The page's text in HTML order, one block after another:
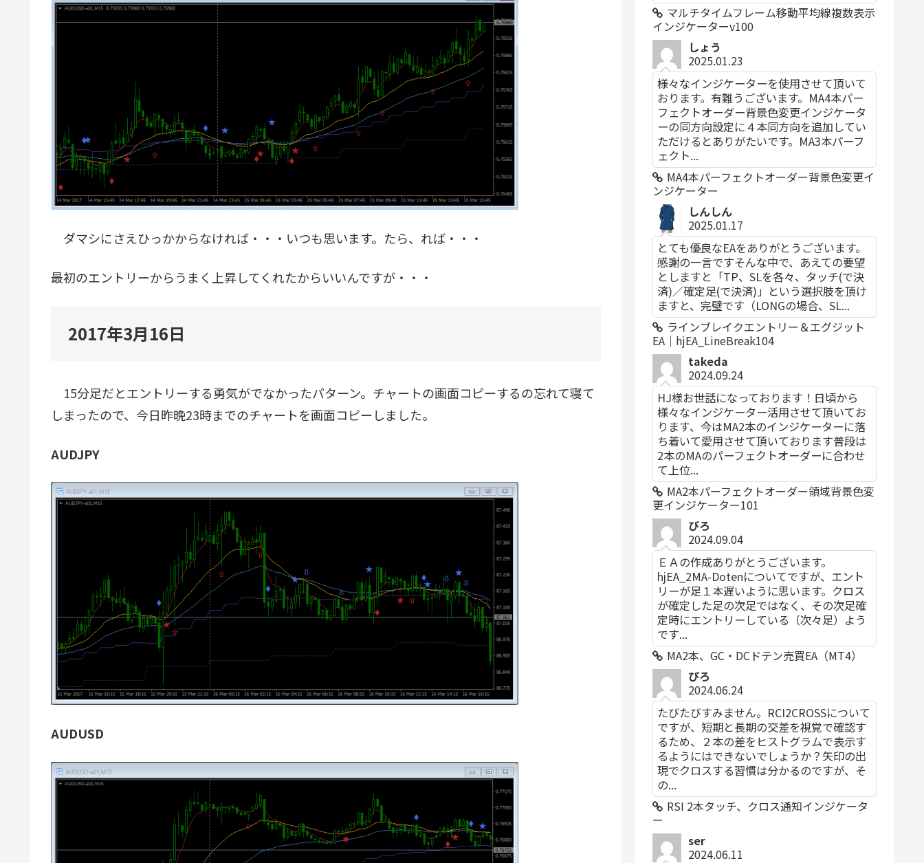
ダマシにさえひっかからなければ・・・いつも思います。たら、れば・・・
最初のエントリーからうまく上昇してくれたからいいんですが・・・
2017年3月16日
15分足だとエントリーする勇気がでなかったパターン。チャートの画面コピーするの忘れて寝て
しまったので、今日昨晩23時までのチャートを画面コピーしました。
AUDJPY
AUDUSD
マルチタイムフレーム移動平均線複数表示
インジケーターv100
しょう
2025.01.23
様々なインジケーターを使用させて頂いて
おります。有難うございます。MA4本パー
フェクトオーダー背景色変更インジケータ
ーの同方向設定に４本同方向を追加してい
ただけるとありがたいです。MA3本パーフ
ェクト...
MA4本パーフェクトオーダー背景色変更イ
ンジケーター
しんしん
2025.01.17
とても優良なEAをありがとうございます。
感謝の一言ですそんな中で、あえての要望
としますと「TP、SLを各々、タッチ(で決
済)／確定足(で決済)」という選択肢を頂け
ますと、完璧です（LONGの場合、SL...
ラインブレイクエントリー＆エグジット
EA｜hjEA_LineBreak104
takeda
2024.09.24
HJ様お世話になっております！日頃から
様々なインジケーター活用させて頂いてお
ります、今はMA2本のインジケーターに落
ち着いて愛用させて頂いております普段は
2本のMAのパーフェクトオーダーに合わせ
て上位...
MA2本パーフェクトオーダー領域背景色変
更インジケーター101
ぴろ
2024.09.04
ＥＡの作成ありがとうございます。
hjEA_2MA-Dotenについてですが、エント
リーが足１本遅いように思います。クロス
が確定した足の次足ではなく、その次足確
定時にエントリーしている（次々足）よう
です...
MA2本、GC・DCドテン売買EA（MT4）
ぴろ
2024.06.24
たびたびすみません。RCI2CROSSについて
ですが、短期と長期の交差を視覚で確認す
るため、２本の差をヒストグラムで表示す
るようにはできないでしょうか？矢印の出
現でクロスする習慣は分かるのですが、そ
の...
RSI 2本タッチ、クロス通知インジケータ
ー
ser
2024.06.11